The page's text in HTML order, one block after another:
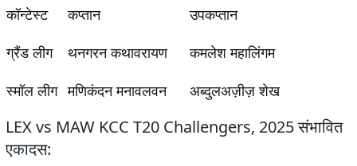
कॉन्टेस्ट कप्तान
उपकप्तान
ग्रैंड लीग
थनगरन कथावरायण
कमलेश महालिंगम
स्मॉल लीग मणिकंदन मनावलवन अब्दुलअज़ीज़ शेख
LEX vs MAW KCC T20 Challengers, 2025 संभावित
एकादस: